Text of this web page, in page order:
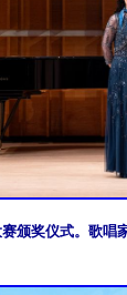
颁奖仪式。歌唱